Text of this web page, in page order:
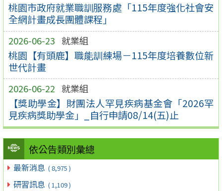
桃園市政府就業職訓服務處「115年度強化社會安
全網計畫成長團體課程」
2026-06-23 就業組
桃園【有頭鹿】職能訓練場－115年度培養數位新
世代計畫
2026-06-22 就業組
【獎助學金】財團法人罕見疾病基金會「2026罕
見疾病獎助學金」_自行申請08/14(五)止
依公告類別彙總
最新消息 ( 8,975 )
研習訊息 ( 1,109 )